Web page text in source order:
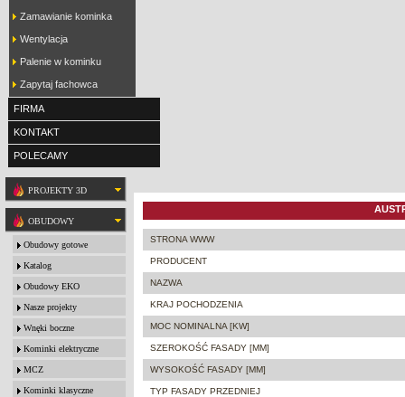
Zamawianie kominka
Wentylacja
Palenie w kominku
Zapytaj fachowca
FIRMA
KONTAKT
POLECAMY
PROJEKTY 3D
OBUDOWY
Obudowy gotowe
Katalog
Obudowy EKO
Nasze projekty
Wnęki boczne
Kominki elektryczne
MCZ
Kominki klasyczne
STRONA WWW
PRODUCENT
NAZWA
KRAJ POCHODZENIA
MOC NOMINALNA [KW]
SZEROKOŚĆ FASADY [MM]
WYSOKOŚĆ FASADY [MM]
TYP FASADY PRZEDNIEJ